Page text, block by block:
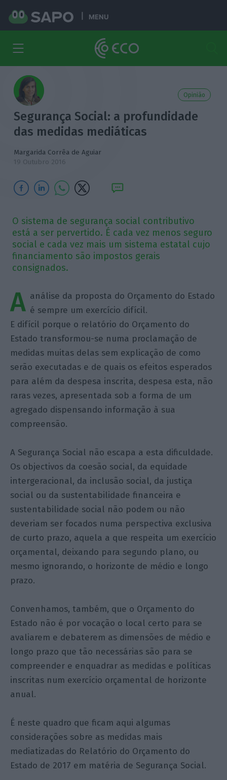
MENU
Opinião
Segurança Social: a profundidade
das medidas mediáticas
Margarida Corrêa de Aguiar
19 Outubro 2016
O sistema de segurança social contributivo
está a ser pervertido. É cada vez menos seguro
social e cada vez mais um sistema estatal cujo
financiamento são impostos gerais
consignados.
A análise da proposta do Orçamento do Estado
é sempre um exercício difícil.
E difícil porque o relatório do Orçamento do
Estado transformou-se numa proclamação de
medidas muitas delas sem explicação de como
serão executadas e de quais os efeitos esperados
para além da despesa inscrita, despesa esta, não
raras vezes, apresentada sob a forma de um
agregado dispensando informação à sua
compreensão.
A Segurança Social não escapa a esta dificuldade.
Os objectivos da coesão social, da equidade
intergeracional, da inclusão social, da justiça
social ou da sustentabilidade financeira e
sustentabilidade social não podem ou não
deveriam ser focados numa perspectiva exclusiva
de curto prazo, aquela a que respeita um exercício
orçamental, deixando para segundo plano, ou
mesmo ignorando, o horizonte de médio e longo
prazo.
Convenhamos, também, que o Orçamento do
Estado não é por vocação o local certo para se
avaliarem e debaterem as dimensões de médio e
longo prazo que tão necessárias são para se
compreender e enquadrar as medidas e políticas
inscritas num exercício orçamental de horizonte
anual.
É neste quadro que ficam aqui algumas
considerações sobre as medidas mais
mediatizadas do Relatório do Orçamento do
Estado de 2017 em matéria de Segurança Social.